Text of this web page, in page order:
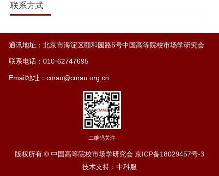
联系方式
通讯地址：北京市海淀区颐和园路5号中国高等院校市场学研究会
联系电话：010-62747695
Email地址：cmau@cmau.org.cn
二维码关注
版权所有 © 中国高等院校市场学研究会 京ICP备18029457号-3
技术支持：中科服